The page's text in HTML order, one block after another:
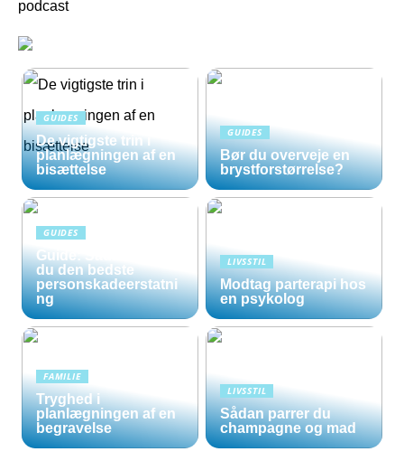
podcast
GUIDES
De vigtigste trin i
planlægningen af en
bisættelse
GUIDES
Bør du overveje en
brystforstørrelse?
GUIDES
Guide: Sådan opnår
du den bedste
personskadeerstatni
ng
LIVSSTIL
Modtag parterapi hos
en psykolog
FAMILIE
Tryghed i
planlægningen af en
begravelse
LIVSSTIL
Sådan parrer du
champagne og mad